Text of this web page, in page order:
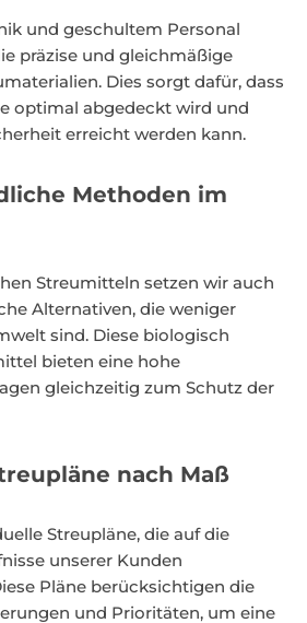
und geschultem Personal
präzise und gleichmäßige
Dies sorgt dafür, dass
optimal abgedeckt wird und
erreicht werden kann.
Methoden im
Streumitteln setzen wir auch
Alternativen, die weniger
sind. Diese biologisch
bieten eine hohe
gleichzeitig zum Schutz der
nach Maß
Streupläne, die auf die
unserer Kunden
Pläne berücksichtigen die
und Prioritäten, um eine